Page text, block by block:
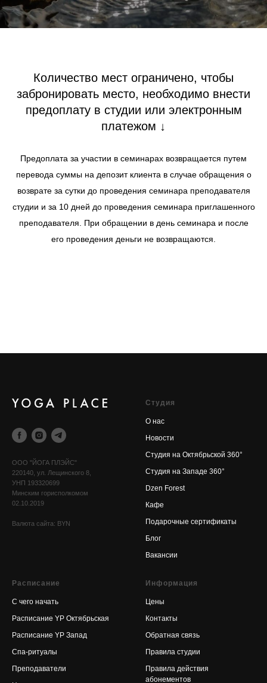
Количество мест ограничено, чтобы
забронировать место, необходимо внести
предоплату в студии или электронным
платежом ↓
Предоплата за участии в семинарах возвращается путем
перевода суммы на депозит клиента в случае обращения о
возврате за сутки до проведения семинара преподавателя
студии и за 10 дней до проведения семинара приглашенного
преподавателя. При обращении в день семинара и после
его проведения деньги не возвращаются.
OOO "ЙОГА ПЛЭЙС"
220140, ул. Лещинского 8,
УНП 193320699
Минским горисполкомом
02.10.2019
Валюта сайта: BYN
Cтудия
О нас
Новости
Cтудия на Октябрьской 360°
Cтудия на Западе 360°
Dzen Forest
Кафе
Подарочные сертификаты
Блог
Вакансии
Расписание
С чего начать
Расписание YP Октябрьская
Расписание YP Запад
Спа-ритуалы
Преподаватели
Информация
Цены
Контакты
Обратная связь
Правила студии
Правила действия
абонементов